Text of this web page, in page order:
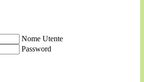
Nome Utente
Password